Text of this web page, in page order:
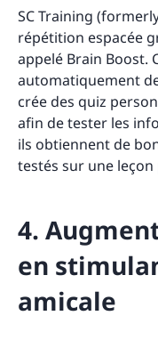
SC Training
répétition espacée
appelé Brain Boost.
automatiquement
crée des quiz
afin de tester les
ils obtiennent de
testés sur une
4.
en
amicale